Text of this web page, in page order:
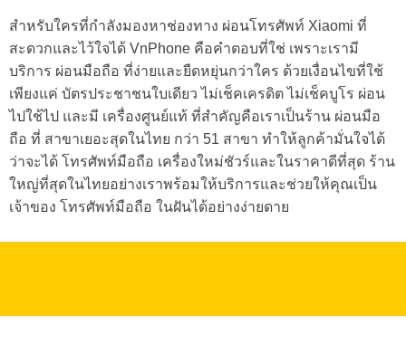
สำหรับใครที่กำลังมองหาช่องทาง ผ่อนโทรศัพท์ Xiaomi ที่
สะดวกและไว้ใจได้ VnPhone คือคำตอบที่ใช่ เพราะเรามี
บริการ ผ่อนมือถือ ที่ง่ายและยืดหยุ่นกว่าใคร ด้วยเงื่อนไขที่ใช้
เพียงแค่ บัตรประชาชนใบเดียว ไม่เช็คเครดิต ไม่เช็คบูโร ผ่อน
ไปใช้ไป และมี เครื่องศูนย์แท้ ที่สำคัญคือเราเป็นร้าน ผ่อนมือ
ถือ ที่ สาขาเยอะสุดในไทย กว่า 51 สาขา ทำให้ลูกค้ามั่นใจได้
ว่าจะได้ โทรศัพท์มือถือ เครื่องใหม่ชัวร์และในราคาดีที่สุด ร้าน
ใหญ่ที่สุดในไทยอย่างเราพร้อมให้บริการและช่วยให้คุณเป็น
เจ้าของ โทรศัพท์มือถือ ในฝันได้อย่างง่ายดาย